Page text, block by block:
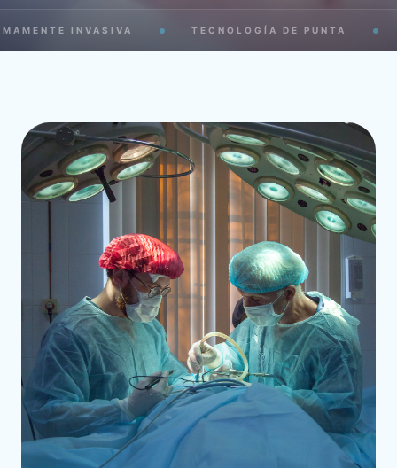
DE PUNTA EQUIPO QUIRÚRGICO EXPERTO